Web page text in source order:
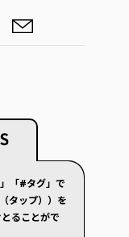
「#タグ」で
タップ））を
ることがで